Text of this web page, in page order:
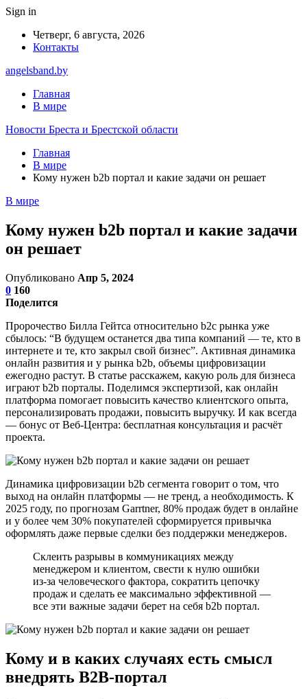
Sign in
Четверг, 6 августа, 2026
Контакты
angelsband.by
Главная
В мире
Новости Бреста и Брестской области
Главная
В мире
Кому нужен b2b портал и какие задачи он решает
В мире
Кому нужен b2b портал и какие задачи
он решает
Опубликовано Апр 5, 2024
0 160
Поделится
Пророчество Билла Гейтса относительно b2c рынка уже
сбылось: “В будущем останется два типа компаний — те, кто в
интернете и те, кто закрыл свой бизнес”. Активная динамика
онлайн развития и у рынка b2b, объемы цифровизации
ежегодно растут. В статье расскажем, какую роль для бизнеса
играют b2b порталы. Поделимся экспертизой, как онлайн
платформа помогает повысить качество клиентского опыта,
персонализировать продажи, повысить выручку. И как всегда
— бонус от Веб-Центра: бесплатная консультация и расчёт
проекта.
Динамика цифровизации b2b сегмента говорит о том, что
выход на онлайн платформы — не тренд, а необходимость. К
2025 году, по прогнозам Garrtner, 80% продаж будет в онлайне
и у более чем 30% покупателей сформируется привычка
оформлять даже первые сделки без поддержки менеджеров.
Склеить разрывы в коммуникациях между
менеджером и клиентом, свести к нулю ошибки
из-за человеческого фактора, сократить цепочку
продаж и сделать ее максимально эффективной —
все эти важные задачи берет на себя b2b портал.
Кому и в каких случаях есть смысл
внедрять B2B-портал